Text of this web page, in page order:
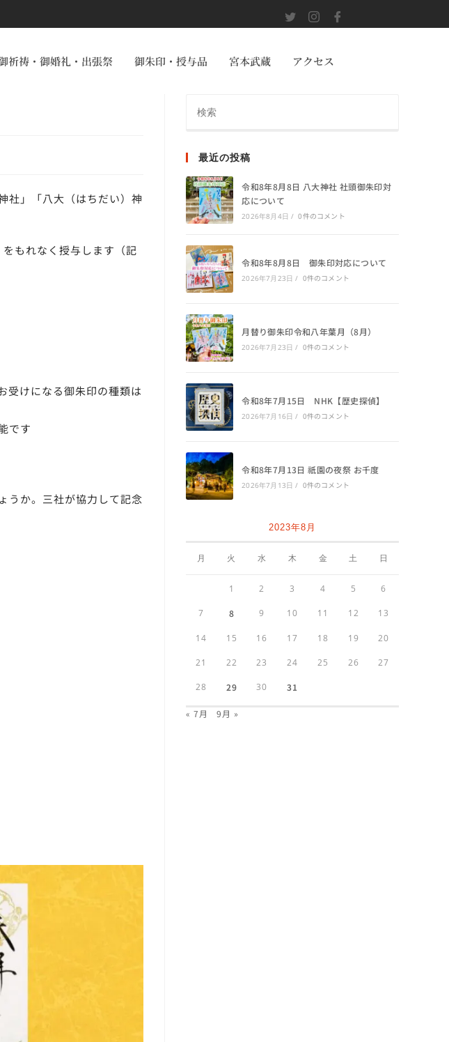
祈祷・御婚礼・出張祭 御朱印・授与品 宮本武蔵 アクセス
社」「八大（はちだい）神
もれなく授与します（記
受けになる御朱印の種類は
です
うか。三社が協力して記念
最近の投稿
令和8年8月8日 八大神社 社頭御朱印対
応について
2026年8月4日 / 0件のコメント
令和8年8月8日 御朱印対応について
2026年7月23日 / 0件のコメント
月替り御朱印令和八年葉月（8月）
2026年7月23日 / 0件のコメント
令和8年7月15日 NHK【歴史探偵】
2026年7月16日 / 0件のコメント
令和8年7月13日 祇園の夜祭 お千度
2026年7月13日 / 0件のコメント
2023年8月
月 火 水 木 金 土 日
1 2 3 4 5 6
7 8 9 10 11 12 13
14 15 16 17 18 19 20
21 22 23 24 25 26 27
28 29 30 31
« 7月 9月 »